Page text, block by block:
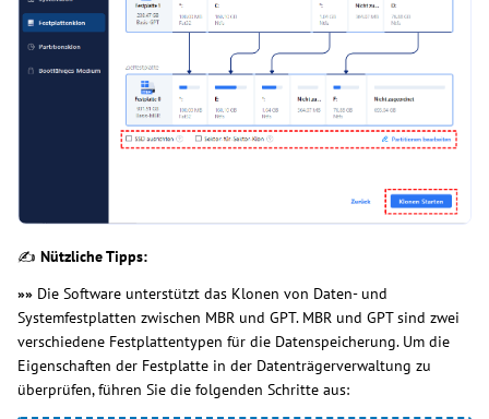
✍ Nützliche Tipps:
»» Die Software unterstützt das Klonen von Daten- und
Systemfestplatten zwischen MBR und GPT. MBR und GPT sind zwei
verschiedene Festplattentypen für die Datenspeicherung. Um die
Eigenschaften der Festplatte in der Datenträgerverwaltung zu
überprüfen, führen Sie die folgenden Schritte aus: